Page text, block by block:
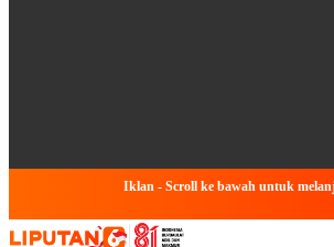
Iklan - Scroll ke bawah untuk